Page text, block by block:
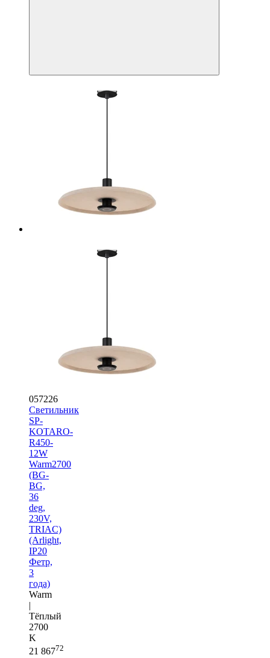
057226
Светильник
SP-
KOTARO-
R450-
12W
Warm2700
(BG-
BG,
36
deg,
230V,
TRIAC)
(Arlight,
IP20
Фетр,
3
года)
Warm
|
Тёплый
2700
K
21 86772